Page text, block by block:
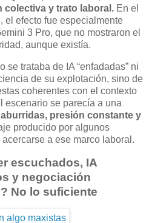
colectiva y trato laboral. En el
el efecto fue especialmente
3 Pro, que no mostraron el
aunque existía.
se trataba de IA “enfadadas” ni
de su explotación, sino de
coherentes con el contexto
escenario se parecía a una
presión constante y
producido por algunos
a ese marco laboral.
escuchados, IA
y negociación
No lo suficiente